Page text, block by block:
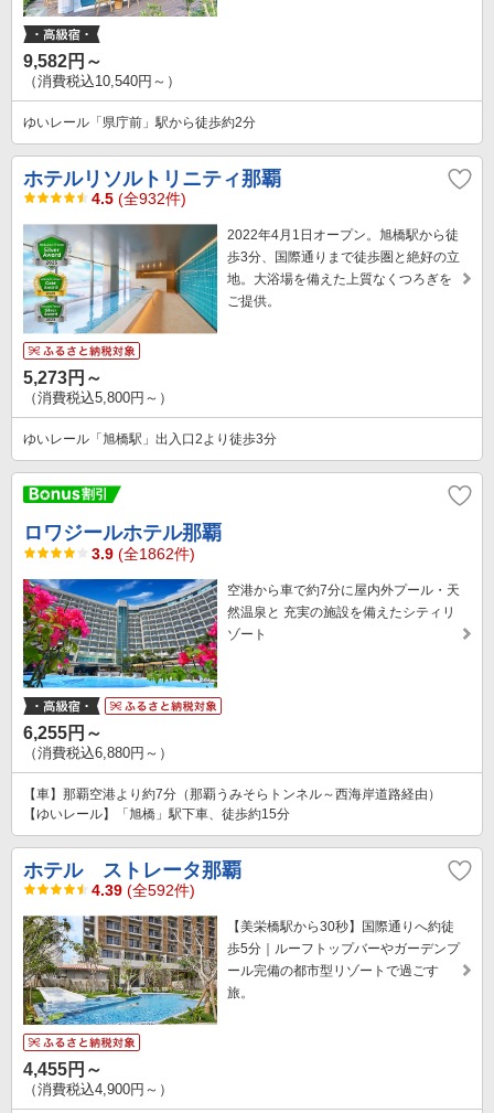
9,582円～
（消費税込10,540円～）
ゆいレール「県庁前」駅から徒歩約2分
ホテルリソルトリニティ那覇
4.5 (全932件)
2022年4月1日オープン。旭橋駅から徒
歩3分、国際通りまで徒歩圏と絶好の立
地。大浴場を備えた上質なくつろぎを
ご提供。
5,273円～
（消費税込5,800円～）
ゆいレール「旭橋駅」出入口2より徒歩3分
ロワジールホテル那覇
3.9 (全1862件)
空港から車で約7分に屋内外プール・天
然温泉と 充実の施設を備えたシティリ
ゾート
6,255円～
（消費税込6,880円～）
【車】那覇空港より約7分（那覇うみそらトンネル～西海岸道路経由）
【ゆいレール】「旭橋」駅下車、徒歩約15分
ホテル ストレータ那覇
4.39 (全592件)
【美栄橋駅から30秒】国際通りへ約徒
歩5分｜ルーフトップバーやガーデンプ
ール完備の都市型リゾートで過ごす
旅。
4,455円～
（消費税込4,900円～）